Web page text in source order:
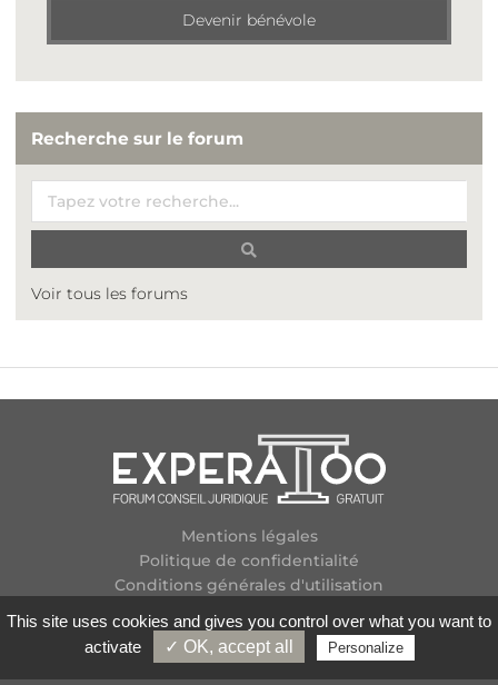
Devenir bénévole
Recherche sur le forum
Voir tous les forums
Mentions légales
Politique de confidentialité
Conditions générales d'utilisation
Contactez-nous
Flux RSS
Copyright
2026 Experatoo.com - Tous droits réservés
This site uses cookies and gives you control over what you want to
activate
✓ OK, accept all Personalize